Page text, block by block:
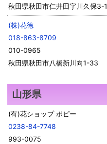
秋田県秋田市仁井田字川久保3-1
(株)花徳
018-863-8709
010-0965
秋田県秋田市八橋新川向1-33
山形県
(有)花ショップ ポピー
0238-84-7748
993-0075